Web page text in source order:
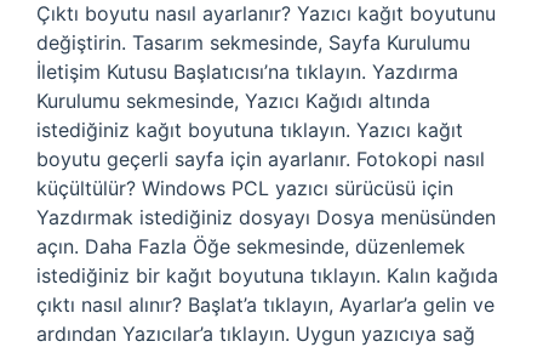
Çıktı boyutu nasıl ayarlanır? Yazıcı kağıt boyutunu
değiştirin. Tasarım sekmesinde, Sayfa Kurulumu
İletişim Kutusu Başlatıcısı’na tıklayın. Yazdırma
Kurulumu sekmesinde, Yazıcı Kağıdı altında
istediğiniz kağıt boyutuna tıklayın. Yazıcı kağıt
boyutu geçerli sayfa için ayarlanır. Fotokopi nasıl
küçültülür? Windows PCL yazıcı sürücüsü için
Yazdırmak istediğiniz dosyayı Dosya menüsünden
açın. Daha Fazla Öğe sekmesinde, düzenlemek
istediğiniz bir kağıt boyutuna tıklayın. Kalın kağıda
çıktı nasıl alınır? Başlat’a tıklayın, Ayarlar’a gelin ve
ardından Yazıcılar’a tıklayın. Uygun yazıcıya sağ